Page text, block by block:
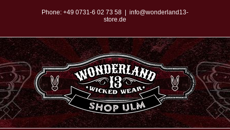
springen
Phone: +49 0731-6 02 73 58
info@wonderland13-
store.de